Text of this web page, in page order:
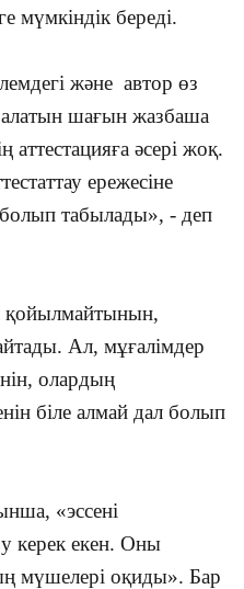
мүмкіндік береді.
және автор өз
алатын шағын жазбаша
аттестацияға әсері жоқ.
ережесіне
болып табылады», - деп
қойылмайтынын,
Ал, мұғалімдер
олардың
біле алмай дал болып
«эссені
керек екен. Оны
мүшелері оқиды». Бар